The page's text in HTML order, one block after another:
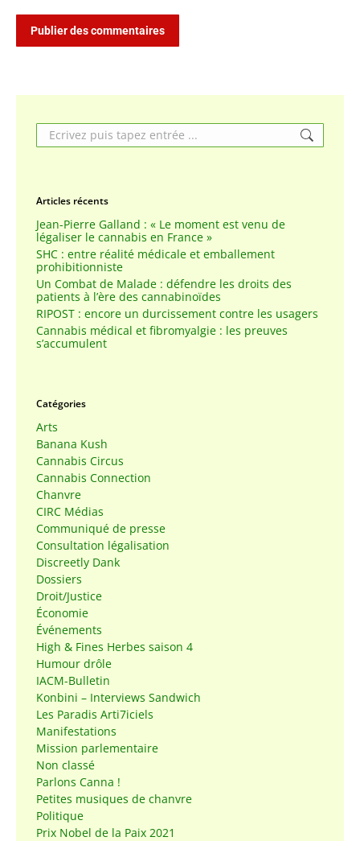
Publier des commentaires
Search:
Articles récents
Jean-Pierre Galland : « Le moment est venu de
légaliser le cannabis en France »
SHC : entre réalité médicale et emballement
prohibitionniste
Un Combat de Malade : défendre les droits des
patients à l’ère des cannabinoïdes
RIPOST : encore un durcissement contre les usagers
Cannabis médical et fibromyalgie : les preuves
s’accumulent
Catégories
Arts
Banana Kush
Cannabis Circus
Cannabis Connection
Chanvre
CIRC Médias
Communiqué de presse
Consultation légalisation
Discreetly Dank
Dossiers
Droit/Justice
Économie
Événements
High & Fines Herbes saison 4
Humour drôle
IACM-Bulletin
Konbini – Interviews Sandwich
Les Paradis Arti7iciels
Manifestations
Mission parlementaire
Non classé
Parlons Canna !
Petites musiques de chanvre
Politique
Prix Nobel de la Paix 2021